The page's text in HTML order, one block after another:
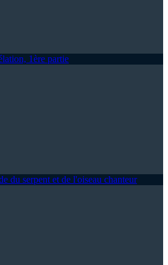
1ère partie
du serpent et de l'oiseau chanteur